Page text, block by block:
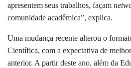
apresentem seus trabalhos, façam
comunidade acadêmica”, explica.
Uma mudança recente alterou o
Científica, com a expectativa de
anterior. A partir deste ano, além da